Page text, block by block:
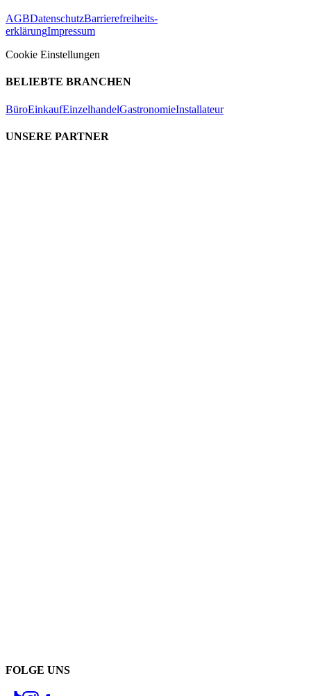
AGBDatenschutzBarrierefreiheits-
erklärungImpressum
Cookie Einstellungen
BELIEBTE BRANCHEN
BüroEinkaufEinzelhandelGastronomieInstallateur
UNSERE PARTNER
FOLGE UNS